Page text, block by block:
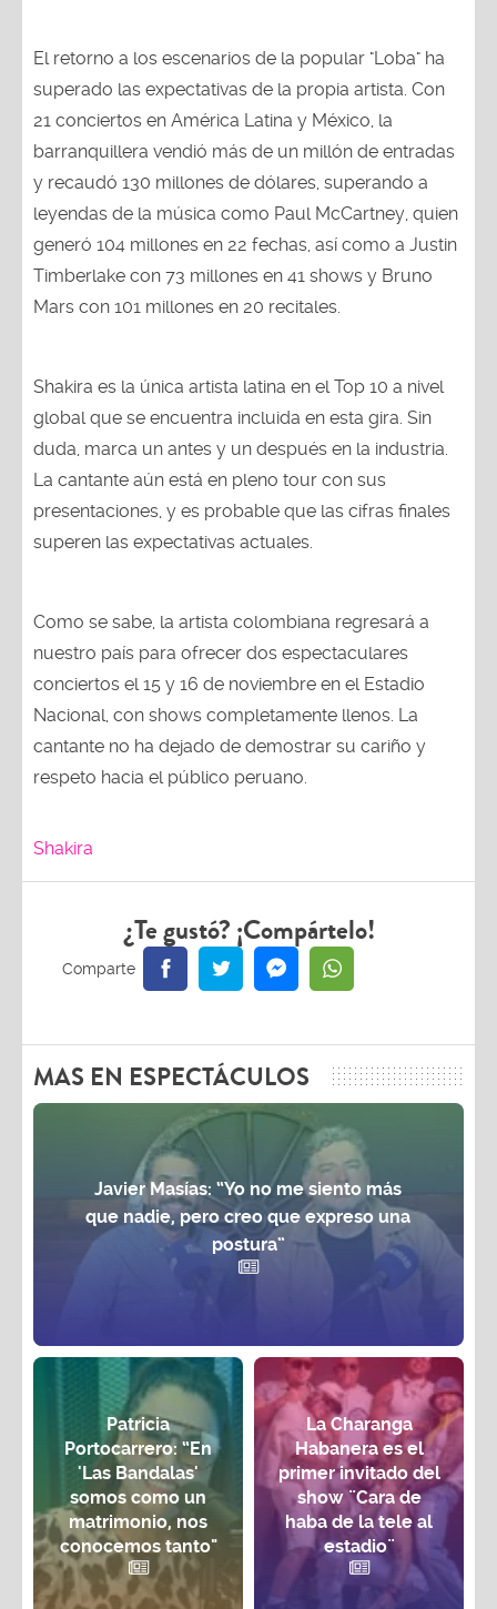
El retorno a los escenarios de la popular "Loba" ha
superado las expectativas de la propia artista. Con
21 conciertos en América Latina y México, la
barranquillera vendió más de un millón de entradas
y recaudó 130 millones de dólares, superando a
leyendas de la música como Paul McCartney, quien
generó 104 millones en 22 fechas, así como a Justin
Timberlake con 73 millones en 41 shows y Bruno
Mars con 101 millones en 20 recitales.
Shakira es la única artista latina en el Top 10 a nivel
global que se encuentra incluida en esta gira. Sin
duda, marca un antes y un después en la industria.
La cantante aún está en pleno tour con sus
presentaciones, y es probable que las cifras finales
superen las expectativas actuales.
Como se sabe, la artista colombiana regresará a
nuestro país para ofrecer dos espectaculares
conciertos el 15 y 16 de noviembre en el Estadio
Nacional, con shows completamente llenos. La
cantante no ha dejado de demostrar su cariño y
respeto hacia el público peruano.
Shakira
¿Te gustó? ¡Compártelo!
MAS EN ESPECTÁCULOS
Javier Masías: “Yo no me siento más
que nadie, pero creo que expreso una
postura”
Patricia
Portocarrero: “En
'Las Bandalas'
somos como un
matrimonio, nos
conocemos tanto"
La Charanga
Habanera es el
primer invitado del
show ¨Cara de
haba de la tele al
estadio¨